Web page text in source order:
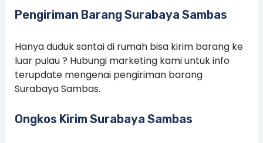
Pengiriman Barang Surabaya Sambas
Hanya duduk santai di rumah bisa kirim barang ke
luar pulau ? Hubungi marketing kami untuk info
terupdate mengenai pengiriman barang
Surabaya Sambas.
Ongkos Kirim Surabaya Sambas